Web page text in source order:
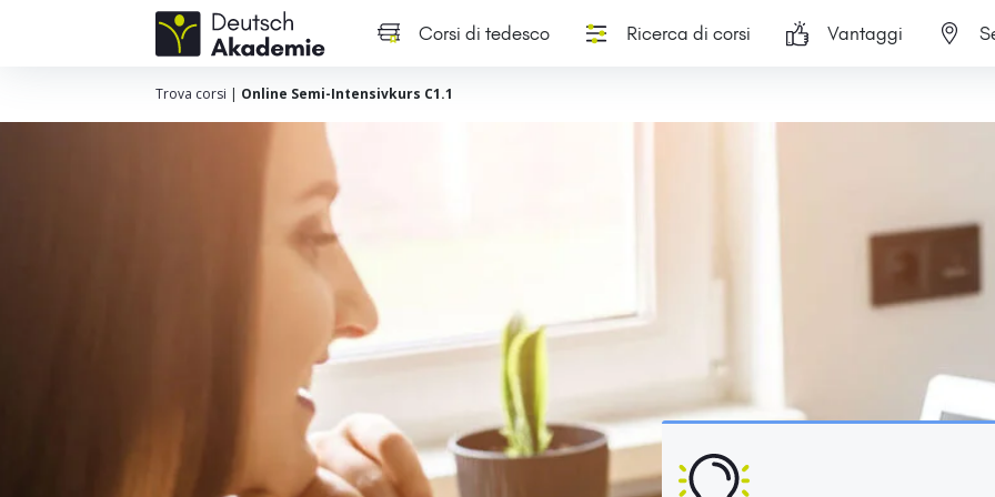
Corsi di tedesco Ricerca di corsi Vantaggi
Trova corsi | Online Semi-Intensivkurs C1.1